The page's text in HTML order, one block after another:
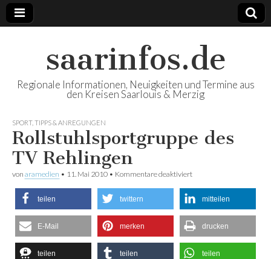
saarinfos.de
Regionale Informationen, Neuigkeiten und Termine aus
den Kreisen Saarlouis & Merzig
SPORT, TIPPS & ANREGUNGEN
Rollstuhlsportgruppe des
TV Rehlingen
von aramedien • 11. Mai 2010 • Kommentare deaktiviert
teilen twittern mitteilen
E-Mail merken drucken
teilen teilen teilen